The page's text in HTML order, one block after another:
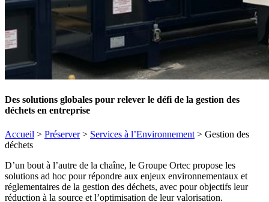
Des solutions globales pour relever le défi de la gestion des
déchets en entreprise
Accueil > Préserver> Services à l’Environnement > Gestion des
déchets
D’un bout à l’autre de la chaîne, le Groupe Ortec propose les
solutions ad hoc pour répondre aux enjeux environnementaux et
réglementaires de la gestion des déchets, avec pour objectifs leur
réduction à la source et l’optimisation de leur valorisation.